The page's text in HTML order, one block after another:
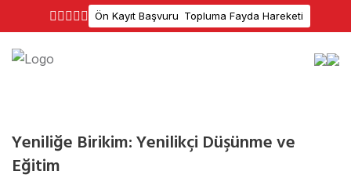
Ön Kayıt Başvuru Topluma Fayda Hareketi
Yeniliğe Birikim: Yenilikçi Düşünme ve
Eğitim